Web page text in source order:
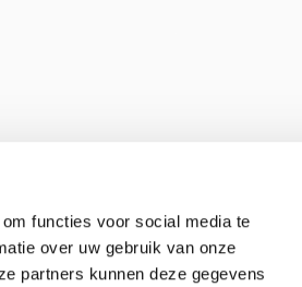
functies voor social media te
over uw gebruik van onze
partners kunnen deze gegevens